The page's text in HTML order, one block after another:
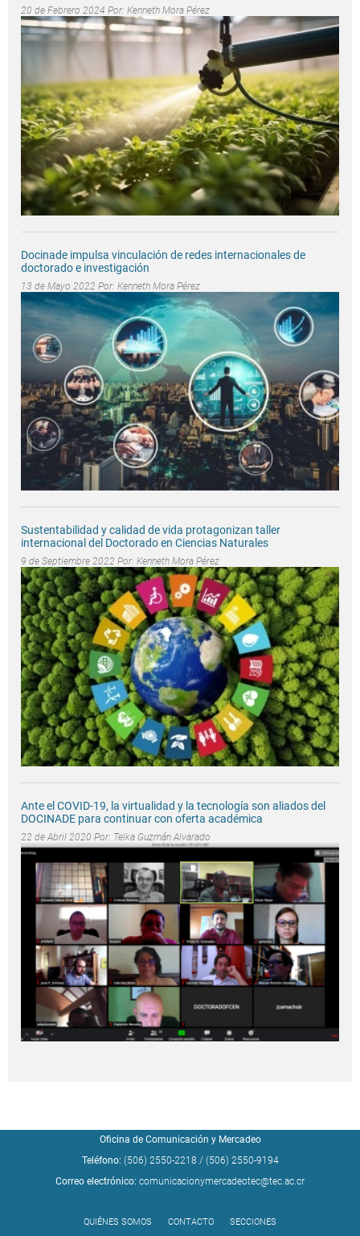
20 de Febrero 2024 Por: Kenneth Mora Pérez
Docinade impulsa vinculación de redes internacionales de
doctorado e investigación
13 de Mayo 2022 Por: Kenneth Mora Pérez
Sustentabilidad y calidad de vida protagonizan taller
internacional del Doctorado en Ciencias Naturales
9 de Septiembre 2022 Por: Kenneth Mora Pérez
Ante el COVID-19, la virtualidad y la tecnología son aliados del
DOCINADE para continuar con oferta académica
22 de Abril 2020 Por: Telka Guzmán Alvarado
Oficina de Comunicación y Mercadeo
Teléfono: (506) 2550-2218 / (506) 2550-9194
Correo electrónico: comunicacionymercadeotec@tec.ac.cr
QUIÉNES SOMOS CONTACTO SECCIONES